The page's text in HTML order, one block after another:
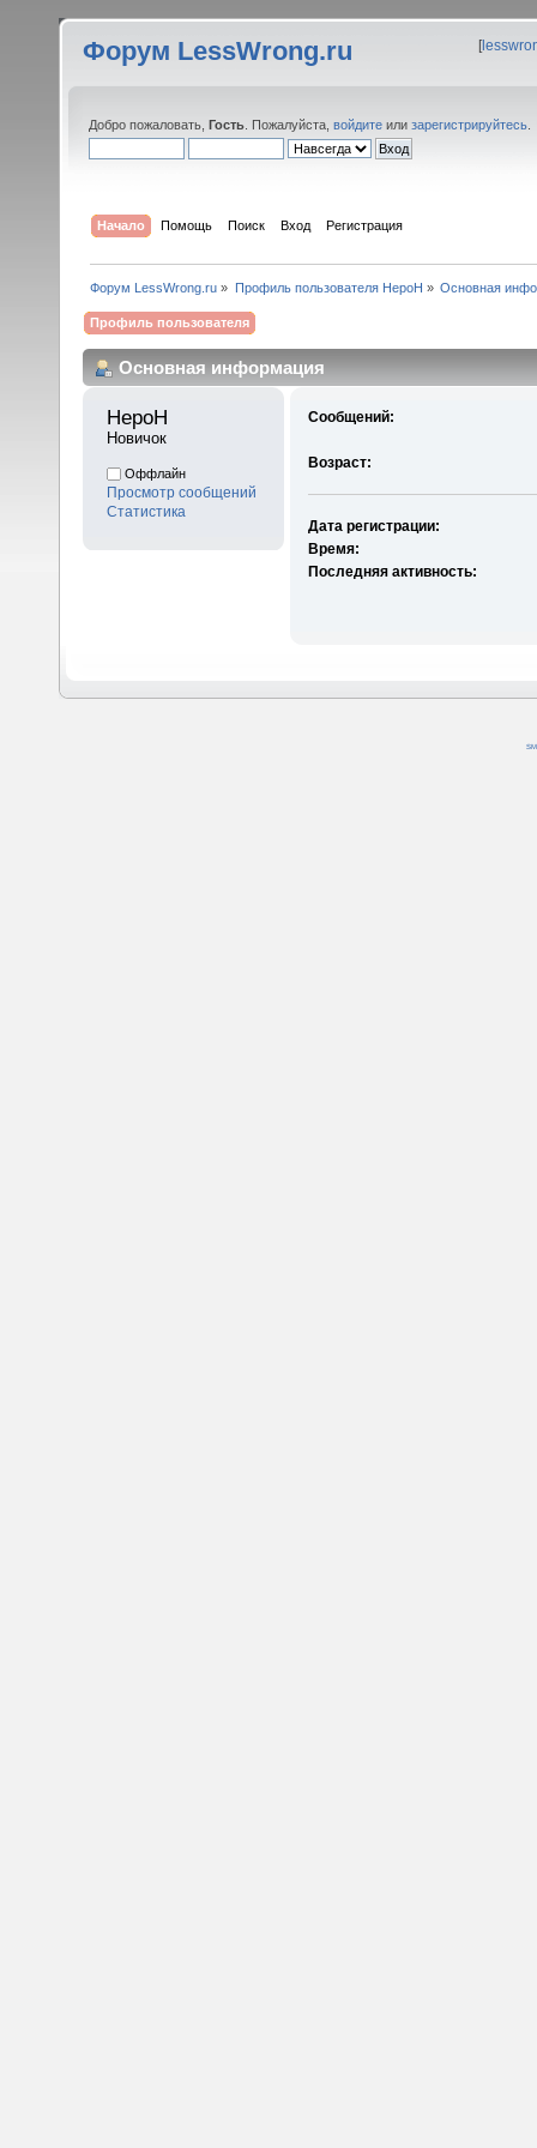
Форум LessWrong.ru [
Добро пожаловать, Гость . Пожалуйста, войдите или зарегистрируйтесь
Начало Помощь Поиск Вход Регистрация
Форум LessWrong.ru » Профиль пользователя HepoH » Основная
Профиль пользователя
Основная информация
HepoH
Новичок
Оффлайн
Просмотр сообщений
Статистика
Сообщений:
Возраст:
Дата регистрации:
Время:
Последняя активность: